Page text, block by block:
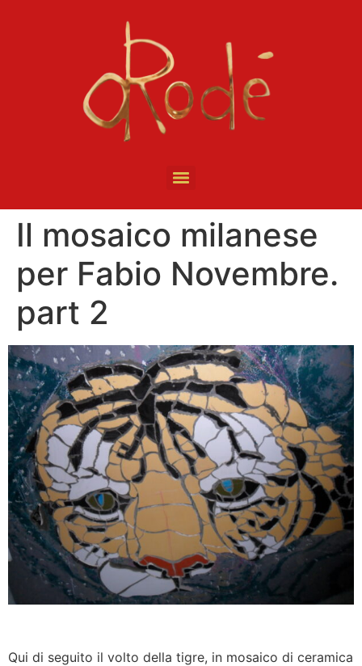
Il mosaico milanese
per Fabio Novembre.
part 2
Qui di seguito il volto della tigre, in mosaico di ceramica